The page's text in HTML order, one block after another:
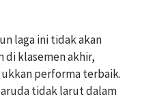
laga ini tidak akan
di klasemen akhir,
performa terbaik.
tidak larut dalam